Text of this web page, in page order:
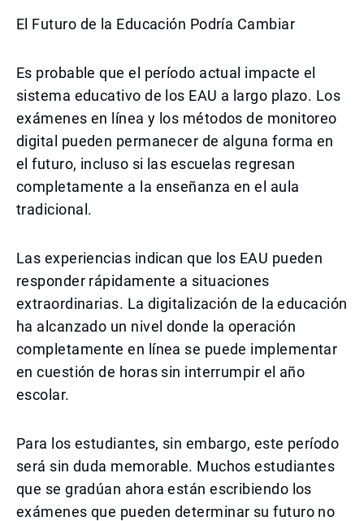
El Futuro de la Educación Podría Cambiar
Es probable que el período actual impacte el
sistema educativo de los EAU a largo plazo. Los
exámenes en línea y los métodos de monitoreo
digital pueden permanecer de alguna forma en
el futuro, incluso si las escuelas regresan
completamente a la enseñanza en el aula
tradicional.
Las experiencias indican que los EAU pueden
responder rápidamente a situaciones
extraordinarias. La digitalización de la educación
ha alcanzado un nivel donde la operación
completamente en línea se puede implementar
en cuestión de horas sin interrumpir el año
escolar.
Para los estudiantes, sin embargo, este período
será sin duda memorable. Muchos estudiantes
que se gradúan ahora están escribiendo los
exámenes que pueden determinar su futuro no